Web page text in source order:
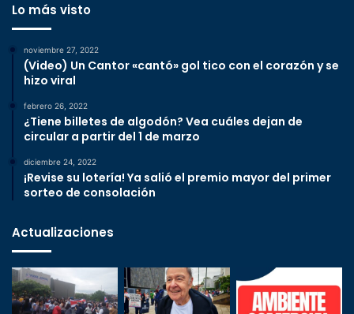
Lo más visto
noviembre 27, 2022
(Video) Un Cantor «cantó» gol tico con el corazón y se
hizo viral
febrero 26, 2022
¿Tiene billetes de algodón? Vea cuáles dejan de
circular a partir del 1 de marzo
diciembre 24, 2022
¡Revise su lotería! Ya salió el premio mayor del primer
sorteo de consolación
Actualizaciones